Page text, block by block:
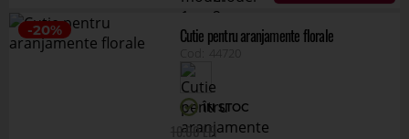
Cutie tip sanie color pentru aranjamente
florale
ÎN STOC